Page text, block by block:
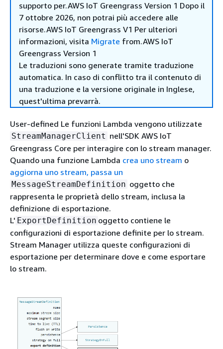
supporto per.AWS IoT Greengrass Version 1 Dopo il
7 ottobre 2026, non potrai più accedere alle
risorse.AWS IoT Greengrass V1 Per ulteriori
informazioni, visita Migrate from.AWS IoT
Greengrass Version 1
Le traduzioni sono generate tramite traduzione
automatica. In caso di conflitto tra il contenuto di
una traduzione e la versione originale in Inglese,
quest'ultima prevarrà.
User-defined Le funzioni Lambda vengono utilizzate
StreamManagerClient nell'SDK AWS IoT
Greengrass Core per interagire con lo stream manager.
Quando una funzione Lambda crea uno stream o
aggiorna uno stream, passa un
MessageStreamDefinition oggetto che
rappresenta le proprietà dello stream, inclusa la
definizione di esportazione.
L' ExportDefinition oggetto contiene le
configurazioni di esportazione definite per lo stream.
Stream Manager utilizza queste configurazioni di
esportazione per determinare dove e come esportare
lo stream.